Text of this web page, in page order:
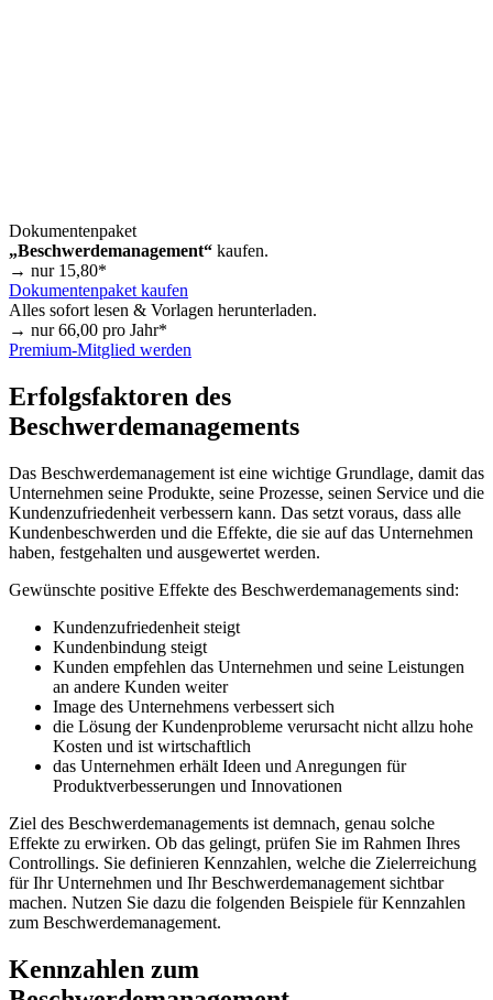
Dokumentenpaket
„Beschwerdemanagement“ kaufen.
→ nur 15,80*
Dokumentenpaket kaufen
Alles sofort lesen & Vorlagen herunterladen.
→ nur66,00 pro Jahr*
Premium-Mitglied werden
Erfolgsfaktoren des
Beschwerdemanagements
Das Beschwerdemanagement ist eine wichtige Grundlage, damit das
Unternehmen seine Produkte, seine Prozesse, seinen Service und die
Kundenzufriedenheit verbessern kann. Das setzt voraus, dass alle
Kundenbeschwerden und die Effekte, die sie auf das Unternehmen
haben, festgehalten und ausgewertet werden.
Gewünschte positive Effekte des Beschwerdemanagements sind:
Kundenzufriedenheit steigt
Kundenbindung steigt
Kunden empfehlen das Unternehmen und seine Leistungen
an andere Kunden weiter
Image des Unternehmens verbessert sich
die Lösung der Kundenprobleme verursacht nicht allzu hohe
Kosten und ist wirtschaftlich
das Unternehmen erhält Ideen und Anregungen für
Produktverbesserungen und Innovationen
Ziel des Beschwerdemanagements ist demnach, genau solche
Effekte zu erwirken. Ob das gelingt, prüfen Sie im Rahmen Ihres
Controllings. Sie definieren Kennzahlen, welche die Zielerreichung
für Ihr Unternehmen und Ihr Beschwerdemanagement sichtbar
machen. Nutzen Sie dazu die folgenden Beispiele für Kennzahlen
zum Beschwerdemanagement.
Kennzahlen zum